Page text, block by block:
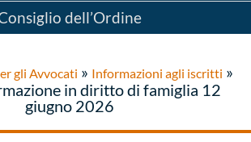
dell’Ordine
gli Avvocati » Informazioni agli iscritti »
in diritto di famiglia 12
giugno 2026